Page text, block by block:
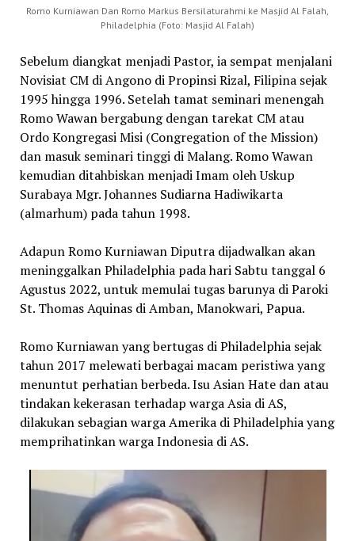
Romo Kurniawan Dan Romo Markus Bersilaturahmi ke Masjid Al Falah,
Philadelphia (Foto: Masjid Al Falah)
Sebelum diangkat menjadi Pastor, ia sempat menjalani
Novisiat CM di Angono di Propinsi Rizal, Filipina sejak
1995 hingga 1996. Setelah tamat seminari menengah
Romo Wawan bergabung dengan tarekat CM atau
Ordo Kongregasi Misi (Congregation of the Mission)
dan masuk seminari tinggi di Malang. Romo Wawan
kemudian ditahbiskan menjadi Imam oleh Uskup
Surabaya Mgr. Johannes Sudiarna Hadiwikarta
(almarhum) pada tahun 1998.
AdapunRomo Kurniawan Diputra dijadwalkan akan
meninggalkan Philadelphia pada hari Sabtu tanggal 6
Agustus 2022, untuk memulai tugas barunya di Paroki
St. Thomas Aquinas di Amban, Manokwari, Papua.
Romo Kurniawan yang bertugas di Philadelphia sejak
tahun 2017 melewati berbagai macam peristiwa yang
menuntut perhatian berbeda. Isu Asian Hate dan atau
tindakan kekerasan terhadap warga Asia di AS,
dilakukan sebagian warga Amerika di Philadelphia yang
memprihatinkan warga Indonesia di AS.